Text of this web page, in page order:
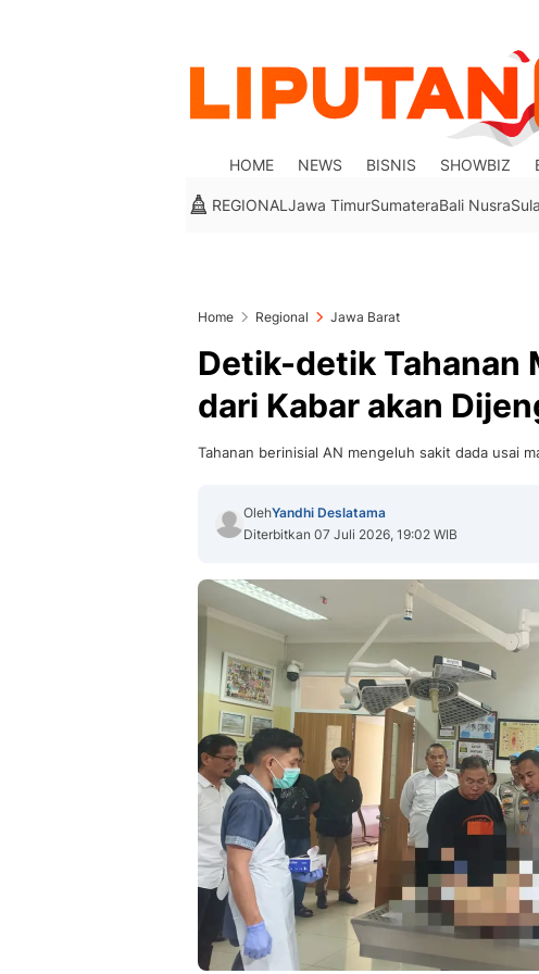
HOME NEWS BISNIS SHOWBIZ
REGIONAL Jawa TimurSumateraBali Nusra
Home Regional Jawa Barat
Detik-detik Tahanan
dari Kabar akan
Tahanan berinisial AN mengeluh sakit dada usai
OlehYandhi Deslatama
Diterbitkan 07 Juli 2026, 19:02 WIB